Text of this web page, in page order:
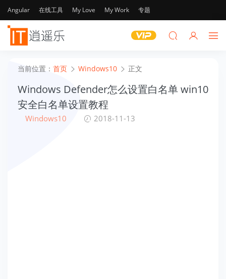
Angular 在线工具 My Love My Work 专题
当前位置： 首页 Windows10 正文
Windows Defender怎么设置白名单 win10
安全白名单设置教程
Windows10 2018-11-13